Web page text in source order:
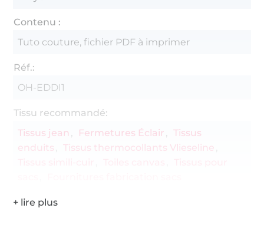
Contenu :
Tuto couture, fichier PDF à imprimer
Réf.:
OH-EDDI1
Tissu recommandé:
Tissus jean
Fermetures Éclair
Tissus
enduits
Tissus thermocollants Vlieseline